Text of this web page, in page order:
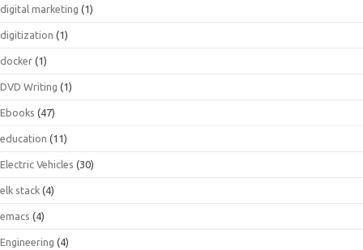
digital marketing (1)
digitization (1)
docker (1)
DVD Writing (1)
Ebooks (47)
education (11)
Electric Vehicles (30)
elk stack (4)
emacs (4)
Engineering (4)